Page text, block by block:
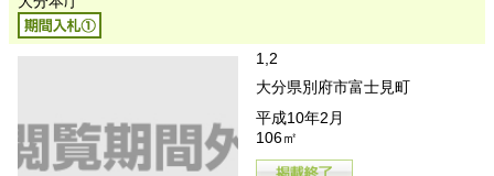
1,2
大分県別府市富士見町
平成10年2月
106㎡